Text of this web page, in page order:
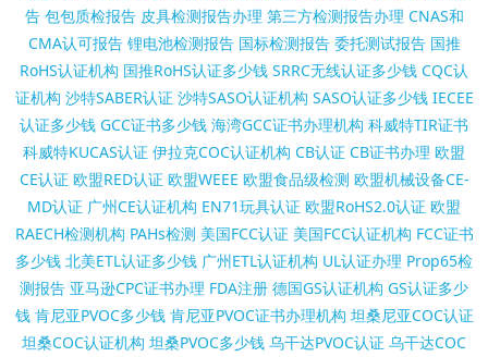
告 包包质检报告 皮具检测报告办理 第三方检测报告办理 CNAS和
CMA认可报告 锂电池检测报告 国标检测报告 委托测试报告 国推
RoHS认证机构 国推RoHS认证多少钱 SRRC无线认证多少钱 CQC认
证机构 沙特SABER认证 沙特SASO认证机构 SASO认证多少钱 IECEE
认证多少钱 GCC证书多少钱 海湾GCC证书办理机构 科威特TIR证书
科威特KUCAS认证 伊拉克COC认证机构 CB认证 CB证书办理 欧盟
CE认证 欧盟RED认证 欧盟WEEE 欧盟食品级检测 欧盟机械设备CE-
MD认证 广州CE认证机构 EN71玩具认证 欧盟RoHS2.0认证 欧盟
RAECH检测机构 PAHs检测 美国FCC认证 美国FCC认证机构 FCC证书
多少钱 北美ETL认证多少钱 广州ETL认证机构 UL认证办理 Prop65检
测报告 亚马逊CPC证书办理 FDA注册 德国GS认证机构 GS认证多少
钱 肯尼亚PVOC多少钱 肯尼亚PVOC证书办理机构 坦桑尼亚COC认证
坦桑COC认证机构 坦桑PVOC多少钱 乌干达PVOC认证 乌干达COC